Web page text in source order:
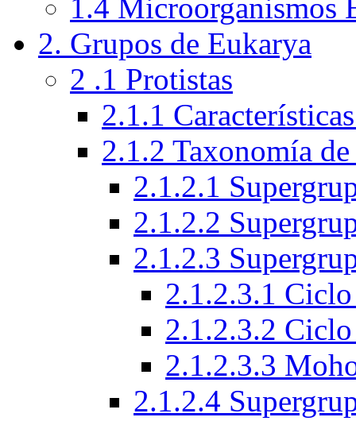
1.4 Microorganismos
2. Grupos de Eukarya
2 .1 Protistas
2.1.1
2.1.2 Taxonomía
2.1.2.1
2.1.2.2
2.1.2.3
2.1.2.3.1
2.1.2.3.2
2.1.2.3.3
2.1.2.4